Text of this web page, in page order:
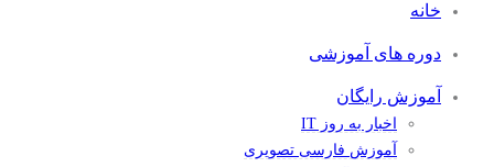
خانه
دوره های آموزشی
آموزش رایگان
اخبار به روز IT
آموزش فارسی تصویری